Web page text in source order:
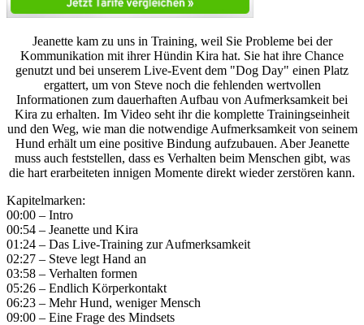
Jeanette kam zu uns in Training, weil Sie Probleme bei der
Kommunikation mit ihrer Hündin Kira hat. Sie hat ihre Chance
genutzt und bei unserem Live-Event dem "Dog Day" einen Platz
ergattert, um von Steve noch die fehlenden wertvollen
Informationen zum dauerhaften Aufbau von Aufmerksamkeit bei
Kira zu erhalten. Im Video seht ihr die komplette Trainingseinheit
und den Weg, wie man die notwendige Aufmerksamkeit von seinem
Hund erhält um eine positive Bindung aufzubauen. Aber Jeanette
muss auch feststellen, dass es Verhalten beim Menschen gibt, was
die hart erarbeiteten innigen Momente direkt wieder zerstören kann.
Kapitelmarken:
00:00 – Intro
00:54 – Jeanette und Kira
01:24 – Das Live-Training zur Aufmerksamkeit
02:27 – Steve legt Hand an
03:58 – Verhalten formen
05:26 – Endlich Körperkontakt
06:23 – Mehr Hund, weniger Mensch
09:00 – Eine Frage des Mindsets